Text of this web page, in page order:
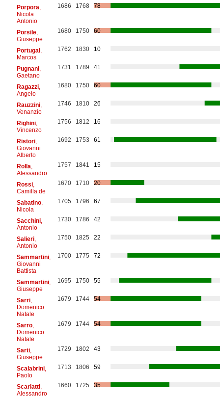
Porpora
Nicola
Antonio
1686 1768 78
Porsile,
Giuseppe
1680 1750 60
Portugal,
Marcos
1762 1830 10
Pugnani,
Gaetano
1731 1789 41
Ragazzi,
Angelo
1680 1750 60
Rauzzini,
Venanzio
1746 1810 26
Righini,
Vincenzo
1756 1812 16
Ristori,
Giovanni
Alberto
1692 1753 61
Rolla
Alessandro
1757 1841 15
Rossi,
Camilla de
1670 1710 20
Sabatino,
Nicola
1705 1796 67
Sacchini,
Antonio
1730 1786 42
Salieri,
Antonio
1750 1825 22
Sammartini,
Giovanni
Battista
1700 1775 72
Sammartini,
Giuseppe
1695 1750 55
Sarri,
Domenico
Natale
1679 1744 54
Sarro,
Domenico
Natale
1679 1744 54
Sarti,
Giuseppe
1729 1802 43
Scalabrini,
Paolo
1713 1806 59
Scarlatti,
Alessandro
1660 1725 35